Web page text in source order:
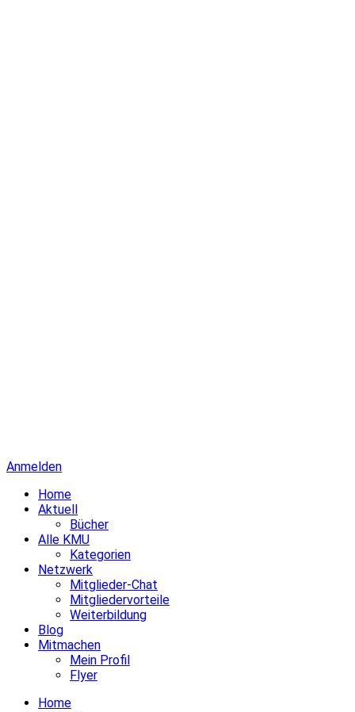
Anmelden
Home
Aktuell
Bücher
Alle KMU
Kategorien
Netzwerk
Mitglieder-Chat
Mitgliedervorteile
Weiterbildung
Blog
Mitmachen
Mein Profil
Flyer
Home